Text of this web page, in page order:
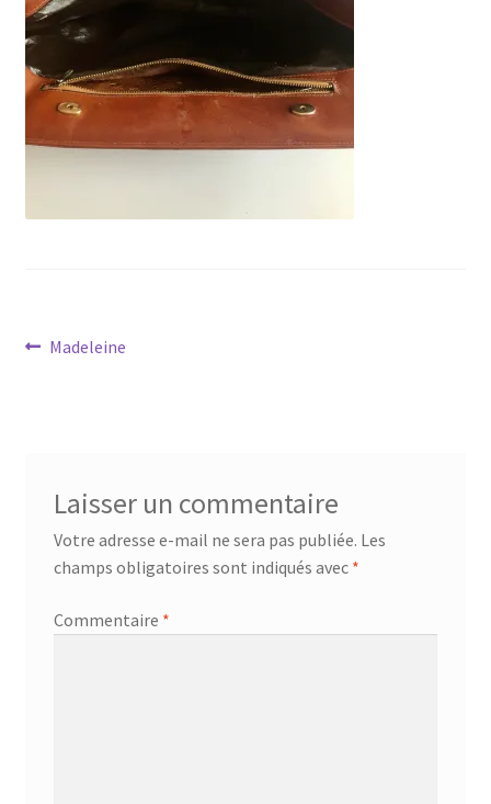
Navigation
Article
Madeleine
Laisser un commentaire
Votre adresse e-mail ne sera pas publiée. Les
champs obligatoires sont indiqués avec *
Commentaire *